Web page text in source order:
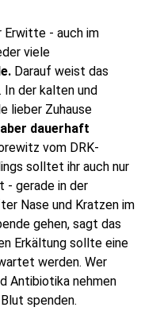
Erwitte - auch im
viele
Darauf weist das
der kalten und
lieber Zuhause
dauerhaft
vom DRK-
solltet ihr auch nur
- gerade in der
Nase und Kratzen im
gehen, sagt das
Erkältung sollte eine
werden. Wer
Antibiotika nehmen
spenden.